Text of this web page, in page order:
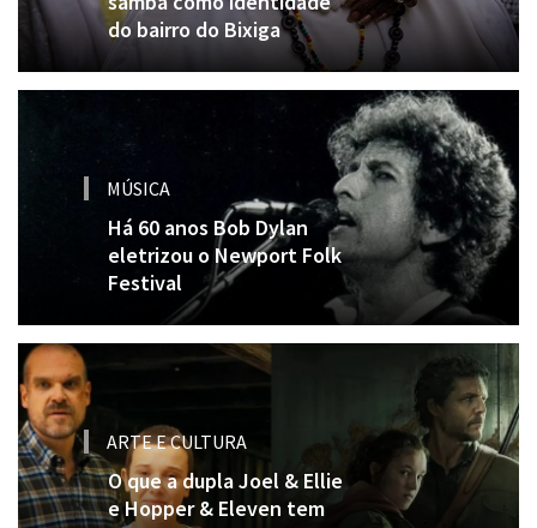
do bairro do Bixiga
MÚSICA
Há 60 anos Bob Dylan
eletrizou o Newport Folk
Festival
ARTE E CULTURA
O que a dupla Joel & Ellie
e Hopper & Eleven tem